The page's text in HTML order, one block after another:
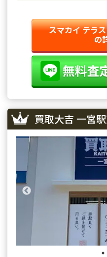
スマカイ テラ
の
買取大吉 一宮駅